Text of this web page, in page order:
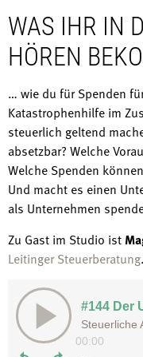
WAS IHR IN
HÖREN
… wie du für Spenden
Katastrophenhilfe im
steuerlich geltend
absetzbar? Welche
Welche Spenden
Und macht es einen
als Unternehmen
Zu Gast im Studio ist
Leitinger Steuerberatung.